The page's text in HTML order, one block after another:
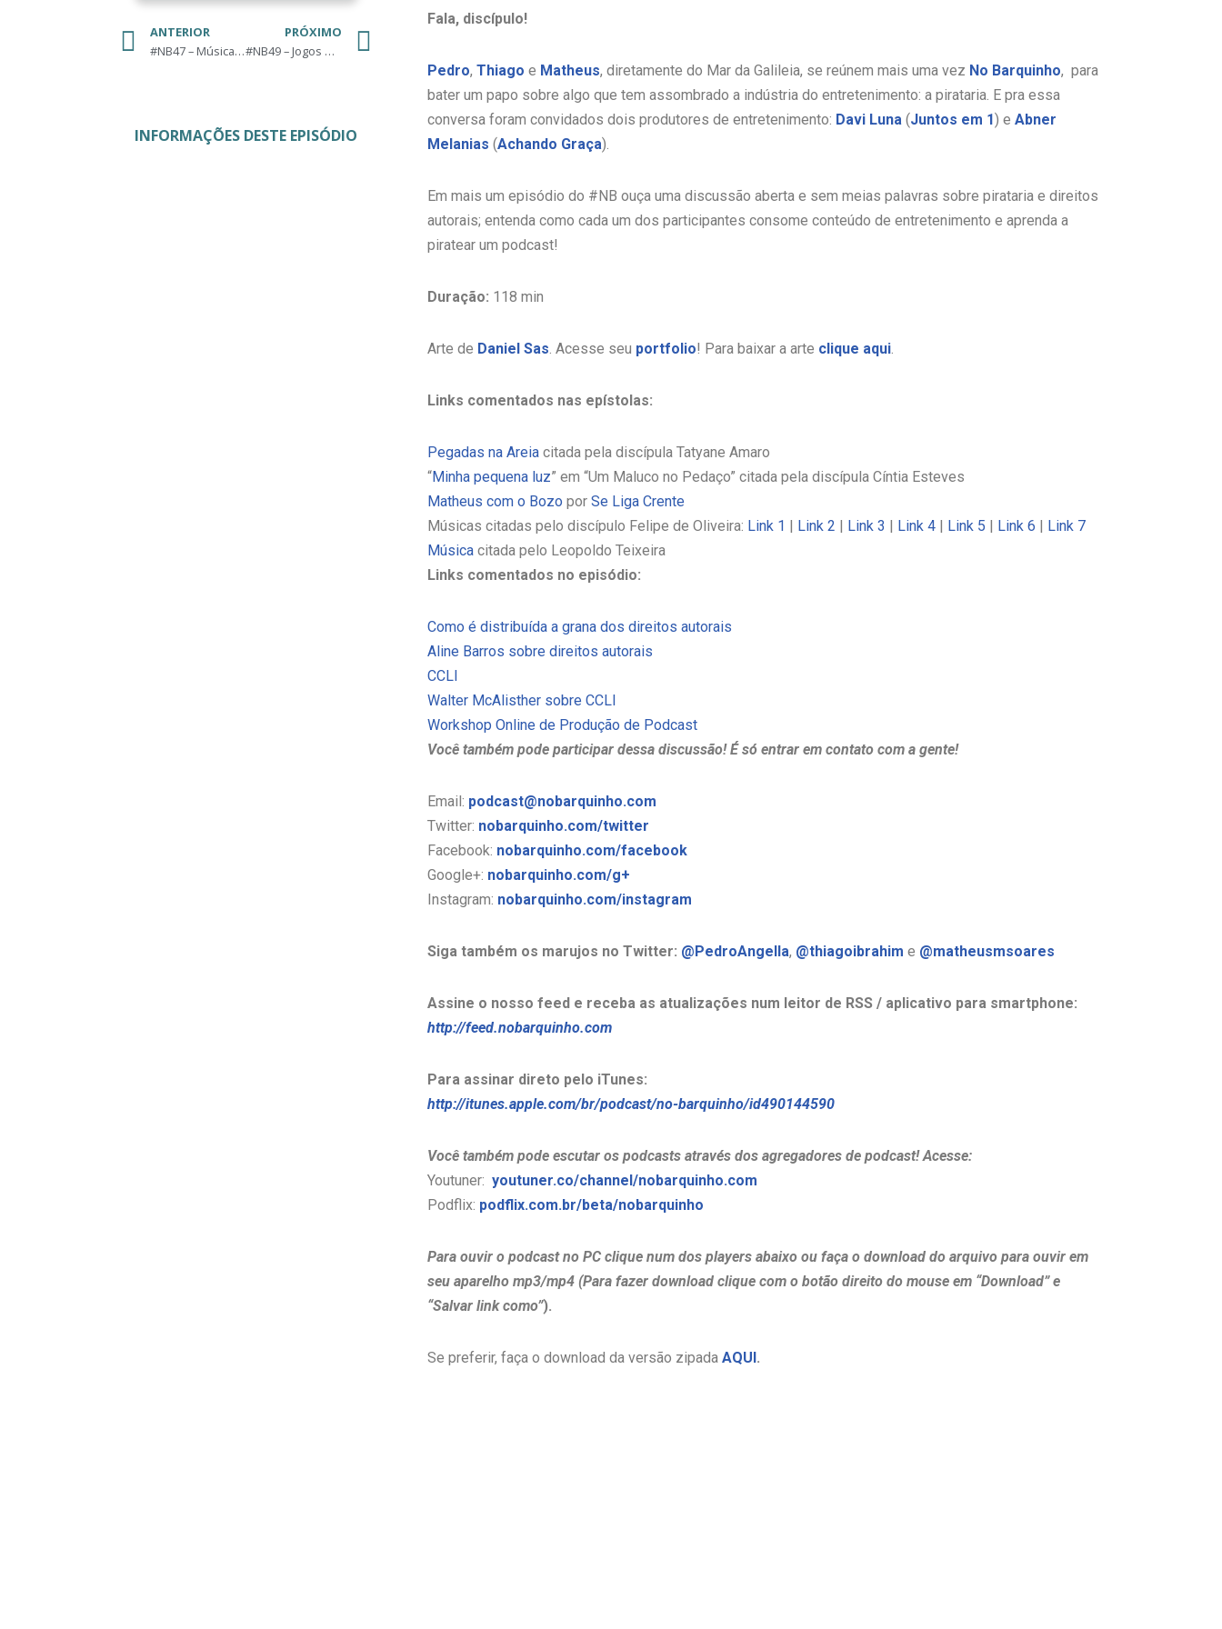
ANTERIOR
#NB47 – Músicas da nossa infância
PRÓXIMO
#NB49 – Jogos de PC
INFORMAÇÕES DESTE EPISÓDIO
Fala, discípulo!
Pedro, Thiago e Matheus, diretamente do Mar da Galileia, se reúnem mais uma vez No Barquinho, para
bater um papo sobre algo que tem assombrado a indústria do entretenimento: a pirataria. E pra essa
conversa foram convidados dois produtores de entretenimento: Davi Luna(Juntos em 1 ) e Abner
Melanias (Achando Graça).
Em mais um episódio do #NB ouça uma discussão aberta e sem meias palavras sobre pirataria e direitos
autorais; entenda como cada um dos participantes consome conteúdo de entretenimento e aprenda a
piratear um podcast!
Duração: 118 min
Arte de Daniel Sas. Acesse seu portfolio! Para baixar a arte clique aqui.
Links comentados nas epístolas:
Pegadas na Areiacitada pela discípula Tatyane Amaro
“Minha pequena luz” em “Um Maluco no Pedaço” citada pela discípula Cíntia Esteves
Matheus com o Bozo por Se Liga Crente
Músicas citadas pelo discípulo Felipe de Oliveira: Link 1 Link 2 Link 3 Link 4| Link 5 Link 6
Link 7
Músicacitada pelo Leopoldo Teixeira
Links comentados no episódio:
Como é distribuída a grana dos direitos autorais
Aline Barros sobre direitos autorais
CCLI
Walter McAlisther sobre CCLI
Workshop Online de Produção de Podcast
Você também pode participar dessa discussão! É só entrar em contato com a gente!
Email: podcast@nobarquinho.com
Twitter: nobarquinho.com/twitter
Facebook: nobarquinho.com/facebook
Google+: nobarquinho.com/g+
Instagram: nobarquinho.com/instagram
Siga também os marujos no Twitter: @PedroAngella, @thiagoibrahim e @matheusmsoares
Assine o nosso feed e receba as atualizações num leitor de RSS / aplicativo para smartphone:
http://feed.nobarquinho.com
Para assinar direto pelo iTunes:
http://itunes.apple.com/br/podcast/no-barquinho/id490144590
Você também pode escutar os podcasts através dos agregadores de podcast! Acesse:
Youtuner: youtuner.co/channel/nobarquinho.com
Podflix: podflix.com.br/beta/nobarquinho
Para ouvir o podcast no PC clique num dos players abaixo ou faça o download do arquivo para ouvir em
seu aparelho mp3/mp4 (Para fazer download clique com o botão direito do mouse em “Download” e
“Salvar link como”).
Se preferir, faça o download da versão zipada AQUI .